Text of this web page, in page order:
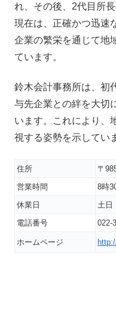
れ、その後、2代目所
現在は、正確かつ迅速
企業の繁栄を通じて地
ています。
鈴木会計事務所は、初
与先企業との絆を大切
います。これにより、
視する姿勢を示してい
住所 〒
営業時間
8時
休業日
土日
電話番号
022-
ホームページ